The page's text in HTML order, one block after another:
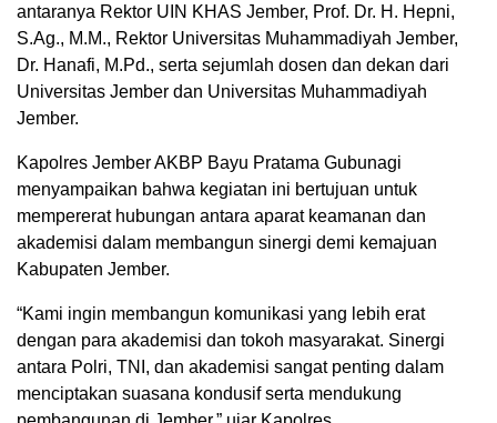
antaranya Rektor UIN KHAS Jember, Prof. Dr. H. Hepni,
S.Ag., M.M., Rektor Universitas Muhammadiyah Jember,
Dr. Hanafi, M.Pd., serta sejumlah dosen dan dekan dari
Universitas Jember dan Universitas Muhammadiyah
Jember.
Kapolres Jember AKBP Bayu Pratama Gubunagi
menyampaikan bahwa kegiatan ini bertujuan untuk
mempererat hubungan antara aparat keamanan dan
akademisi dalam membangun sinergi demi kemajuan
Kabupaten Jember.
“Kami ingin membangun komunikasi yang lebih erat
dengan para akademisi dan tokoh masyarakat. Sinergi
antara Polri, TNI, dan akademisi sangat penting dalam
menciptakan suasana kondusif serta mendukung